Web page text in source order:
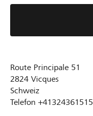
Route Principale 51
2824 Vicques
Schweiz
Telefon +41324361515